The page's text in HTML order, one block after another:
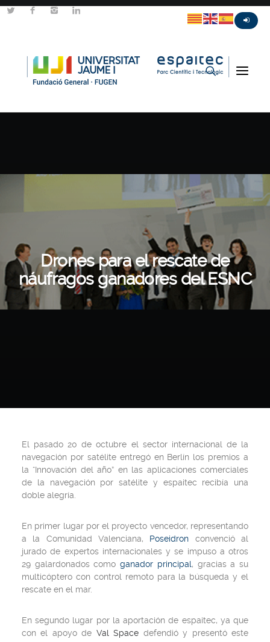
Drones para el rescate de
náufragos ganadores del ESNC
El pasado 20 de octubre el sector internacional de la
navegación por satélite entregó en Berlín los premios a
la “Innovación del año” en las aplicaciones comerciales
de la navegación por satélite y espaitec recibía una
doble alegría.
En primer lugar por el proyecto vencedor, representando
a la Comunidad Valenciana, Poseidron convenció al
jurado de expertos internacionales y se impuso a otros
29 galardonados comoganador principal, gracias a su
multicóptero con control remoto para la búsqueda y el
rescate en el mar.
En segundo lugar por la aportación de espaitec, ya que
con el apoyo de Val Space defendió y presentó este